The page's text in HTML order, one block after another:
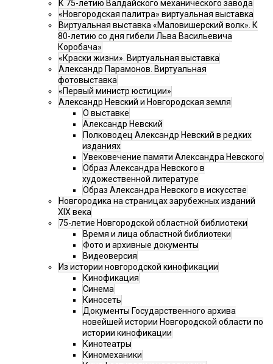
К 75-летию Валдайского механического завода
«Новгородская палитра» виртуальная выставка
Виртуальная выставка «Маловишерский волк». К
80-летию со дня гибели Льва Васильевича
Коробача»
«Краски жизни». Виртуальная выставка
Александр Парамонов. Виртуальная
фотовыставка
«Первый министр юстиции»
Александр Невский и Новгородская земля
О выставке
Александр Невский
Полководец Александр Невский в редких
изданиях
Увековечение памяти Александра Невского
Образ Александра Невского в
художественной литературе
Образ Александра Невского в искусстве
Новгородика на страницах зарубежных изданий
XIX века
75-летие Новгородской областной библиотеки
Время и лица областной библиотеки
Фото и архивные документы
Видеоверсия
Из истории новгородской кинофикации
Кинофикация
Синема
Киносеть
Документы Государственного архива
новейшей истории Новгородской области по
истории кинофикации
Кинотеатры
Киномеханики